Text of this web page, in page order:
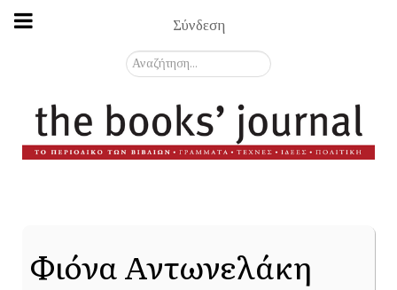
Σύνδεση
Αναζήτηση...
Φιόνα Αντωνελάκη